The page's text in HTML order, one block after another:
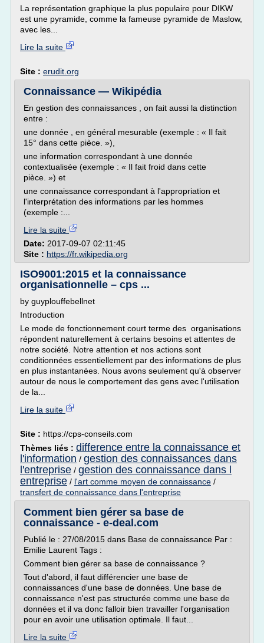
La représentation graphique la plus populaire pour DIKW
est une pyramide, comme la fameuse pyramide de Maslow,
avec les...
Lire la suite
Site : erudit.org
Connaissance — Wikipédia
En gestion des connaissances , on fait aussi la distinction
entre :
une donnée , en général mesurable (exemple : « Il fait
15° dans cette pièce. »),
une information correspondant à une donnée
contextualisée (exemple : « Il fait froid dans cette
pièce. ») et
une connaissance correspondant à l'appropriation et
l'interprétation des informations par les hommes
(exemple :...
Lire la suite
Date: 2017-09-07 02:11:45
Site : https://fr.wikipedia.org
ISO9001:2015 et la connaissance
organisationnelle – cps ...
by guyplouffebellnet
Introduction
Le mode de fonctionnement court terme des organisations
répondent naturellement à certains besoins et attentes de
notre société. Notre attention et nos actions sont
conditionnées essentiellement par des informations de plus
en plus instantanées. Nous avons seulement qu'à observer
autour de nous le comportement des gens avec l'utilisation
de la...
Lire la suite
Site : https://cps-conseils.com
Thèmes liés : difference entre la connaissance et
l'information / gestion des connaissances dans
l'entreprise / gestion des connaissance dans l
entreprise / l'art comme moyen de connaissance /
transfert de connaissance dans l'entreprise
Comment bien gérer sa base de
connaissance - e-deal.com
Publié le : 27/08/2015 dans Base de connaissance Par :
Emilie Laurent Tags :
Comment bien gérer sa base de connaissance ?
Tout d'abord, il faut différencier une base de
connaissances d'une base de données. Une base de
connaissance n'est pas structurée comme une base de
données et il va donc falloir bien travailler l'organisation
pour en avoir une utilisation optimale. Il faut...
Lire la suite